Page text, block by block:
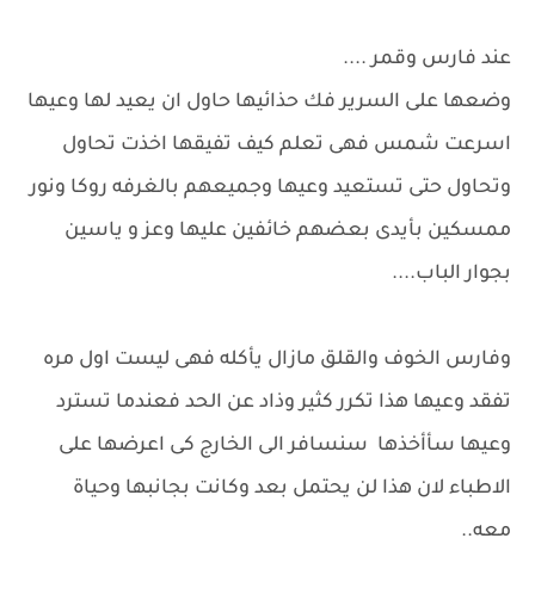
عند فارس وقمر ....
وضعها على السرير فك حذائيها حاول ان يعيد لها وعيها
اسرعت شمس فهى تعلم كيف تفيقها اخذت تحاول
وتحاول حتى تستعيد وعيها وجميعهم بالغرفه روكا ونور
ممسكين بأيدى بعضهم خائفين عليها وعز و ياسين
بجوار الباب....
وفارس الخوف والقلق مازال يأكله فهى ليست اول مره
تفقد وعيها هذا تكرر كثير وذاد عن الحد فعندما تسترد
وعيها سأأخذها سنسافر الى الخارج كى اعرضها على
الاطباء لان هذا لن يحتمل بعد وكانت بجانبها وحياة
معه..